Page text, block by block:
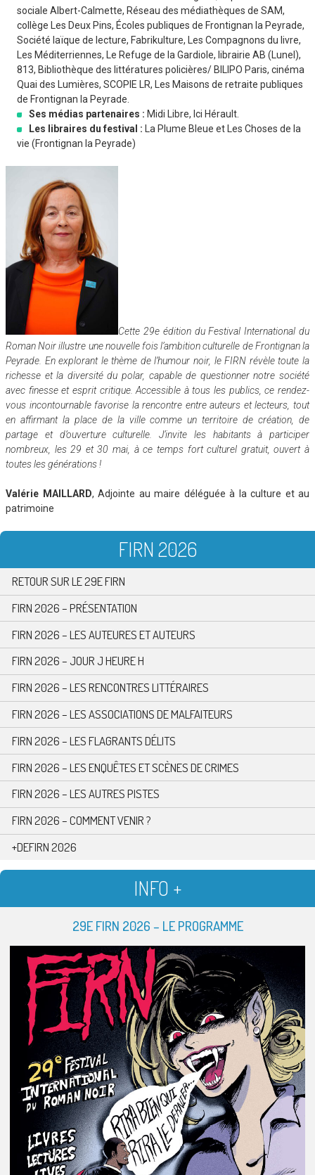
sociale Albert-Calmette, Réseau des médiathèques de SAM,
collège Les Deux Pins, Écoles publiques de Frontignan la Peyrade,
Société laïque de lecture, Fabrikulture, Les Compagnons du livre,
Les Méditerriennes, Le Refuge de la Gardiole, librairie AB (Lunel),
813, Bibliothèque des littératures policières/ BILIPO Paris, cinéma
Quai des Lumières, SCOPIE LR, Les Maisons de retraite publiques
de Frontignan la Peyrade.
Ses médias partenaires : Midi Libre, Ici Hérault.
Les libraires du festival : La Plume Bleue et Les Choses de la
vie (Frontignan la Peyrade)
Cette 29e édition du Festival International du
Roman Noir illustre une nouvelle fois l’ambition culturelle de Frontignan la
Peyrade. En explorant le thème de l’humour noir, le FIRN révèle toute la
richesse et la diversité du polar, capable de questionner notre société
avec finesse et esprit critique. Accessible à tous les publics, ce rendez-
vous incontournable favorise la rencontre entre auteurs et lecteurs, tout
en affirmant la place de la ville comme un territoire de création, de
partage et d’ouverture culturelle. J’invite les habitants à participer
nombreux, les 29 et 30 mai, à ce temps fort culturel gratuit, ouvert à
toutes les générations !
Valérie MAILLARD, Adjointe au maire déléguée à la culture et au
patrimoine
FIRN 2026
RETOUR SUR LE 29E FIRN
FIRN 2026 – PRÉSENTATION
FIRN 2026 – LES AUTEURES ET AUTEURS
FIRN 2026 – JOUR J HEURE H
FIRN 2026 – LES RENCONTRES LITTÉRAIRES
FIRN 2026 – LES ASSOCIATIONS DE MALFAITEURS
FIRN 2026 – LES FLAGRANTS DÉLITS
FIRN 2026 – LES ENQUÊTES ET SCÈNES DE CRIMES
FIRN 2026 – LES AUTRES PISTES
FIRN 2026 – COMMENT VENIR ?
+DEFIRN 2026
INFO +
29E FIRN 2026 – LE PROGRAMME